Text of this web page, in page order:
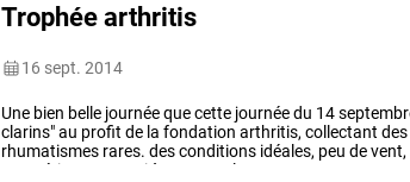
Trophée arthritis
16 sept. 2014
Une bien belle journéequecette journéedu 14
clarins"au profit de la fondation arthritis,collectant des
rhumatismes rares. desconditions idéales, peu devent,
compétiteurs.
merci à la